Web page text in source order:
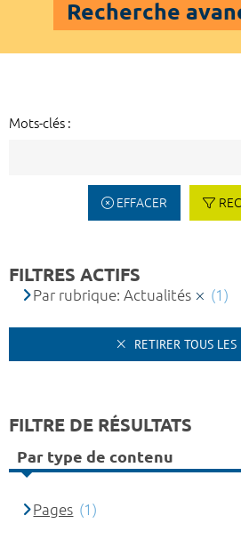
Recherche
Mots-clés :
EFFACER
FILTRES ACTIFS
Par rubrique: Actualités (1)
RETIRER TOUS LES
FILTRE DE RÉSULTATS
Par type de contenu
Pages (1)